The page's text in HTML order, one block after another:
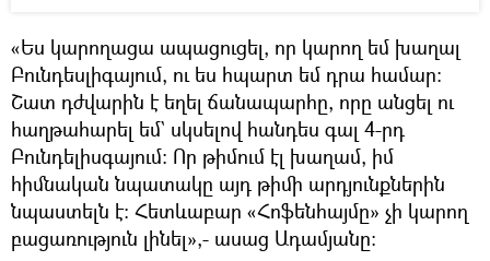
«Ես կարողացա ապացուցել, որ կարող եմ խաղալ
Բունդեսլիգայում, ու ես հպարտ եմ դրա համար:
Շատ դժվարին է եղել ճանապարհը, որը անցել ու
հաղթահարել եմ` սկսելով հանդես գալ 4-րդ
Բունդելիսգայում: Որ թիմում էլ խաղամ, իմ
հիմնական նպատակը այդ թիմի արդյունքներին
նպաստելն է: Հետևաբար «Հոֆենհայմը» չի կարող
բացառություն լինել»,- ասաց Ադամյանը։